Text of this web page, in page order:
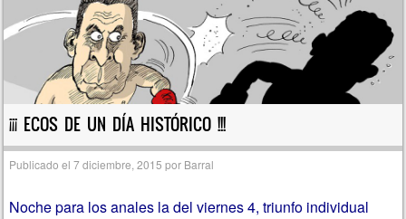
¡¡¡ ECOS DE UN DÍA HISTÓRICO !!!
Publicado el7 diciembre, 2015 por Barral
Noche para los anales la del viernes 4, triunfo individual